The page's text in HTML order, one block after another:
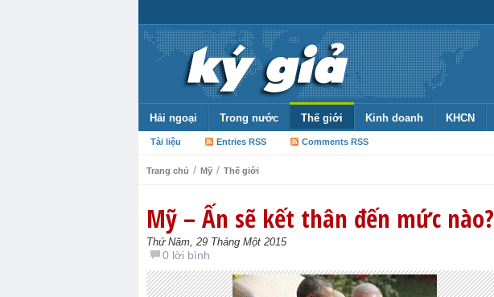
Hải ngoại Trong nước Thế giới Kinh doanh KHCN
Tài liệu Entries RSS Comments RSS
Trang chủ / Mỹ / Thế giới
Mỹ – Ấn sẽ kết thân đến mức nào?
Thứ Năm, 29 Tháng Một 2015
0 lời bình